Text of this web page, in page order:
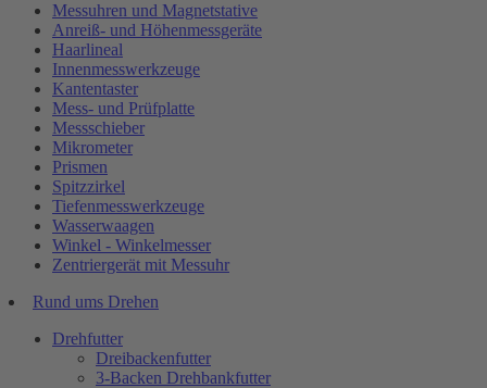
Messuhren und Magnetstative
Anreiß- und Höhenmessgeräte
Haarlineal
Innenmesswerkzeuge
Kantentaster
Mess- und Prüfplatte
Messschieber
Mikrometer
Prismen
Spitzzirkel
Tiefenmesswerkzeuge
Wasserwaagen
Winkel - Winkelmesser
Zentriergerät mit Messuhr
Rund ums Drehen
Drehfutter
Dreibackenfutter
3-Backen Drehbankfutter